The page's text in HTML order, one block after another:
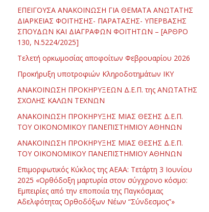
ΕΠΕΙΓΟΥΣΑ ΑΝΑΚΟΙΝΩΣΗ ΓΙΑ ΘΕΜΑΤΑ ΑΝΩΤΑΤΗΣ
ΔΙΑΡΚΕΙΑΣ ΦΟΙΤΗΣΗΣ- ΠΑΡΑΤΑΣΗΣ- ΥΠΕΡΒΑΣΗΣ
ΣΠΟΥΔΩΝ ΚΑΙ ΔΙΑΓΡΑΦΩΝ ΦΟΙΤΗΤΩΝ – [ΑΡΘΡΟ
130, Ν.5224/2025]
Τελετή ορκωμοσίας αποφοίτων Φεβρουαρίου 2026
Προκήρυξη υποτροφιών Κληροδοτημάτων ΙΚΥ
ΑΝΑΚΟΙΝΩΣΗ ΠΡΟΚΗΡΥΞΕΩΝ Δ.Ε.Π. της ΑΝΩΤΑΤΗΣ
ΣΧΟΛΗΣ ΚΑΛΩΝ ΤΕΧΝΩΝ
ΑΝΑΚΟΙΝΩΣΗ ΠΡΟΚΗΡΥΞΗΣ ΜΙΑΣ ΘΕΣΗΣ Δ.Ε.Π.
ΤΟΥ ΟΙΚΟΝΟΜΙΚΟΥ ΠΑΝΕΠΙΣΤΗΜΙΟΥ ΑΘΗΝΩΝ
ΑΝΑΚΟΙΝΩΣΗ ΠΡΟΚΗΡΥΞΗΣ ΜΙΑΣ ΘΕΣΗΣ Δ.Ε.Π.
ΤΟΥ ΟΙΚΟΝΟΜΙΚΟΥ ΠΑΝΕΠΙΣΤΗΜΙΟΥ ΑΘΗΝΩΝ
Επιμορφωτικός Κύκλος της ΑΕΑΑ: Τετάρτη 3 Ιουνίου
2025 «Ορθόδοξη μαρτυρία στον σύγχρονο κόσμο:
Εμπειρίες από την εποποιία της Παγκόσμιας
Αδελφότητας Ορθοδόξων Νέων “Σύνδεσμος”»